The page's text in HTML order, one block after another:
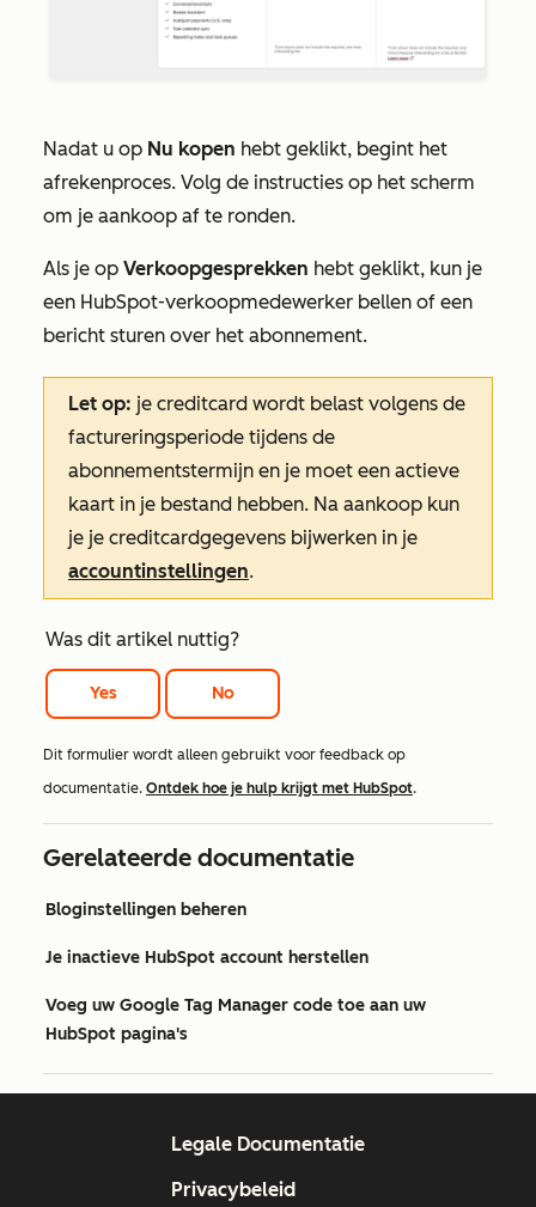
Nadat u op Nu kopen hebt geklikt, begint het
afrekenproces. Volg de instructies op het scherm
om je aankoop af te ronden.
Als je op Verkoopgesprekken hebt geklikt, kun je
een HubSpot-verkoopmedewerker bellen of een
bericht sturen over het abonnement.
Let op: je creditcard wordt belast volgens de
factureringsperiode tijdens de
abonnementstermijn en je moet een actieve
kaart in je bestand hebben. Na aankoop kun
je je creditcardgegevens bijwerken in je
accountinstellingen.
Was dit artikel nuttig?
Yes No
Dit formulier wordt alleen gebruikt voor feedback op
documentatie. Ontdek hoe je hulp krijgt met HubSpot.
Gerelateerde documentatie
Bloginstellingen beheren
Je inactieve HubSpot account herstellen
Voeg uw Google Tag Manager code toe aan uw
HubSpot pagina's
Legale Documentatie
Privacybeleid